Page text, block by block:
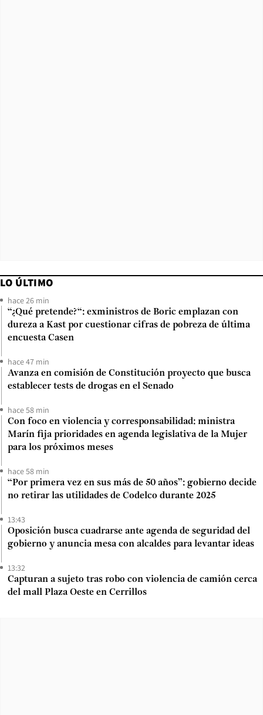
LO ÚLTIMO
hace 26 min
“¿Qué pretende?“: exministros de Boric emplazan con
dureza a Kast por cuestionar cifras de pobreza de última
encuesta Casen
hace 47 min
Avanza en comisión de Constitución proyecto que busca
establecer tests de drogas en el Senado
hace 58 min
Con foco en violencia y corresponsabilidad: ministra
Marín fija prioridades en agenda legislativa de la Mujer
para los próximos meses
hace 58 min
“Por primera vez en sus más de 50 años”: gobierno decide
no retirar las utilidades de Codelco durante 2025
13:43
Oposición busca cuadrarse ante agenda de seguridad del
gobierno y anuncia mesa con alcaldes para levantar ideas
13:32
Capturan a sujeto tras robo con violencia de camión cerca
del mall Plaza Oeste en Cerrillos